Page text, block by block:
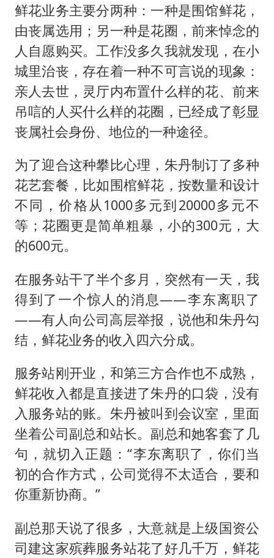
鲜花业务主要分两种：一种是围馆鲜花，
由丧属选用；另一种是花圈，前来悼念的
人自愿购买。工作没多久我就发现，在小
城里治丧，存在着一种不可言说的现象：
亲人去世，灵厅内布置什么样的花、前来
吊唁的人买什么样的花圈，已经成了彰显
丧属社会身份、地位的一种途径。
为了迎合这种攀比心理，朱丹制订了多种
花艺套餐，比如围棺鲜花，按数量和设计
不同，价格从1000多元到20000多元不
等；花圈更是简单粗暴，小的300元，大
的600元。
在服务站干了半个多月，突然有一天，我
得到了一个惊人的消息——李东离职了
——有人向公司高层举报，说他和朱丹勾
结，鲜花业务的收入四六分成。
服务站刚开业，和第三方合作也不成熟，
鲜花收入都是直接进了朱丹的口袋，没有
入服务站的账。朱丹被叫到会议室，里面
坐着公司副总和站长。副总和她客套了几
句，就切入正题：“李东离职了，你们当
初的合作方式，公司觉得不太适合，要和
你重新协商。”
副总那天说了很多，大意就是上级国资公
司建这家殡葬服务站花了好几千万，鲜花